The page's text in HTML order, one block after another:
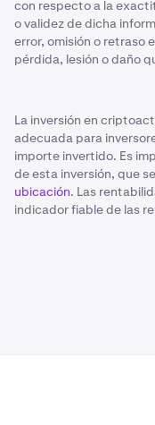
con respecto a la
o validez de dicha
error, omisión o retraso
pérdida, lesión o daño
La inversión en
adecuada para
importe invertido. Es
de esta inversión, que
ubicación. Las
indicador fiable de las